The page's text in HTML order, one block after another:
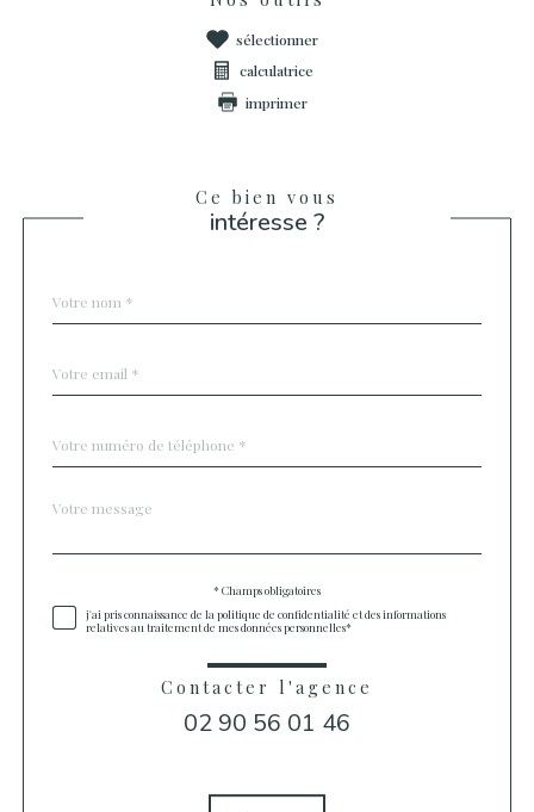
sélectionner
calculatrice
imprimer
Ce bien vous
intéresse ?
par
*
*
*
Fieldset
Message
*
* Champs obligatoires
j'ai pris connaissance de la politique de confidentialité et des informations
relatives au traitement de mes données personnelles*
Contacter l'agence
02 90 56 01 46